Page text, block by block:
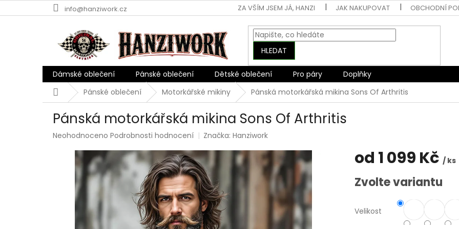
na
info@hanziwork.cz ZA VŠÍM JSEM JÁ, HANZI JAK NAKUPOVAT OBCHODNÍ
HLEDAT
Dámské oblečení Pánské oblečení Dětské oblečení Pro páry
Doplňky
DomůPánské oblečení Motorkářské mikiny Pánská motorkářská mikina Sons Of Arthritis
Pánská motorkářská mikina Sons Of Arthritis
Průměrné
produktu
hvězdiček.
Neohodnoceno Podrobnosti hodnocení Značka:Hanziwork
od 1 099 Kč / ks
Měrná
cena:
Zvolte variantu
Velikost